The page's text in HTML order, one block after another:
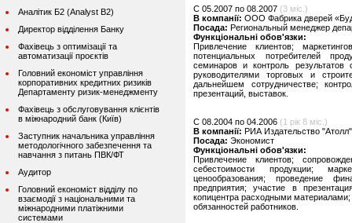
Аналітик Б2 (Analyst B2)
Директор відділення Банку
Фахівець з оптимізації та
автоматизації проєктів
Головний економіст управління
корпоративних кредитних ризиків
Департаменту ризик-менеджменту
Фахівець з обслуговування клієнтів
в міжнародний банк (Київ)
Заступник начальника управління
методологічного забезпечення та
навчання з питань ПВК/ФТ
Аудитор
Головний економіст відділу по
взаємодії з національними та
міжнародними платіжними
системами
C 05.2007 по 08.2007 (3 міс.)
В компанії: ООО Фабрика дверей
Посада: Региональный менеджер
Функціональні обов'язки:
Привлечение клиентов;
потенциальных потребителей
семинаров и контроль
руководителями торговых и
дальнейшем сотрудничестве;
презентаций, выставок.
C 08.2004 по 04.2006 (1 рік 8 міс.)
В компанії: РИА Издательство
Посада: Экономист
Функціональні обов'язки:
Привлечение клиентов;
себестоимости продукции;
ценообразования; проведение
предприятия; участие в
копицентра расходными
обязанностей работников.